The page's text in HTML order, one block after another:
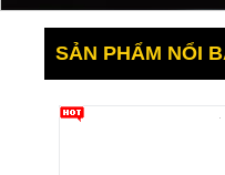
SẢN PHẨM NỔI